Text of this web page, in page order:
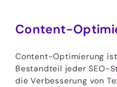
Content-
Content-Optimierung
Bestandteil jeder SEO-
die Verbesserung von